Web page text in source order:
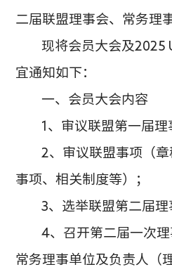
二届联盟理事会、常务理
现将会员大会及2025
宜通知如下：
一、会员大会内容
1、审议联盟第一届理
2、审议联盟事项（
事项、相关制度等）；
3、选举联盟第二届理
4、召开第二届一次
常务理事单位及负责人（